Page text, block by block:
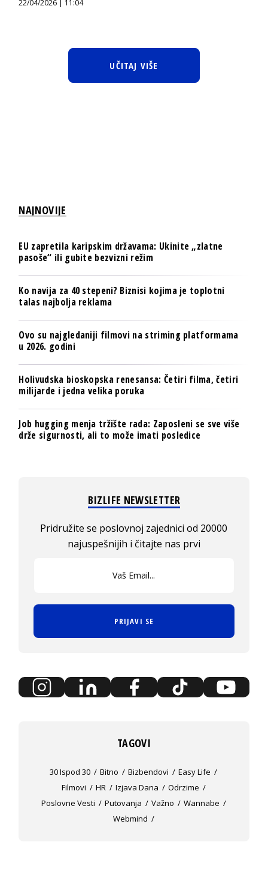
22/04/2026 | 11:04
UČITAJ VIŠE
NAJNOVIJE
EU zapretila karipskim državama: Ukinite „zlatne
pasoše“ ili gubite bezvizni režim
Ko navija za 40 stepeni? Biznisi kojima je toplotni
talas najbolja reklama
Ovo su najgledaniji filmovi na striming platformama
u 2026. godini
Holivudska bioskopska renesansa: Četiri filma, četiri
milijarde i jedna velika poruka
Job hugging menja tržište rada: Zaposleni se sve više
drže sigurnosti, ali to može imati posledice
BIZLIFE NEWSLETTER
Pridružite se poslovnoj zajednici od 20000
najuspešnijih i čitajte nas prvi
PRIJAVI SE
TAGOVI
30 Ispod 30 Bitno Bizbendovi
Easy Life
Filmovi
HR Izjava Dana
Odrzime
Poslovne Vesti
Putovanja Važno
Wannabe
Webmind